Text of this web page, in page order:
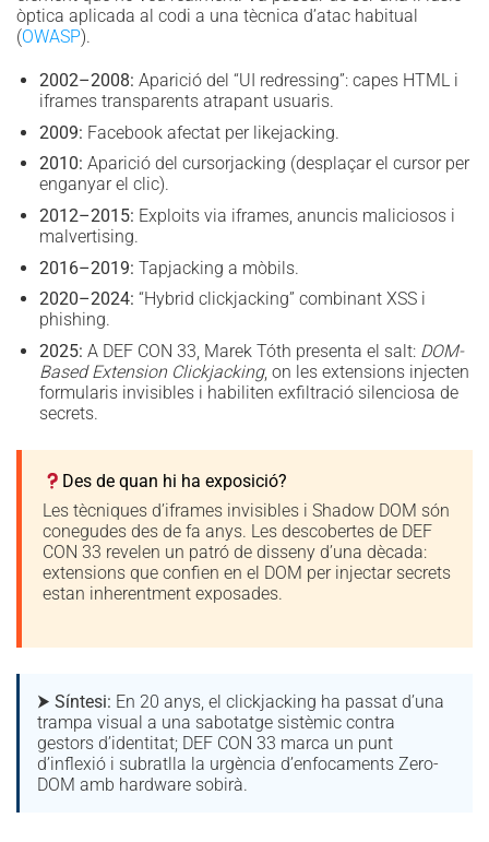
òptica aplicada al codi a una tècnica d’atac habitual
(OWASP).
2002–2008: Aparició del “UI redressing”: capes HTML i
iframes transparents atrapant usuaris.
2009: Facebook afectat per likejacking.
2010: Aparició del cursorjacking (desplaçar el cursor per
enganyar el clic).
2012–2015: Exploits via iframes, anuncis maliciosos i
malvertising.
2016–2019: Tapjacking a mòbils.
2020–2024: “Hybrid clickjacking” combinant XSS i
phishing.
2025: A DEF CON 33, Marek Tóth presenta el salt: DOM-
Based Extension Clickjacking, on les extensions injecten
formularis invisibles i habiliten exfiltració silenciosa de
secrets.
Des de quan hi ha exposició?
Les tècniques d’iframes invisibles i Shadow DOM són
conegudes des de fa anys. Les descobertes de DEF
CON 33 revelen un patró de disseny d’una dècada:
extensions que confien en el DOM per injectar secrets
estan inherentment exposades.
⮞ Síntesi: En 20 anys, el clickjacking ha passat d’una
trampa visual a una sabotatge sistèmic contra
gestors d’identitat; DEF CON 33 marca un punt
d’inflexió i subratlla la urgència d’enfocaments Zero-
DOM amb hardware sobirà.